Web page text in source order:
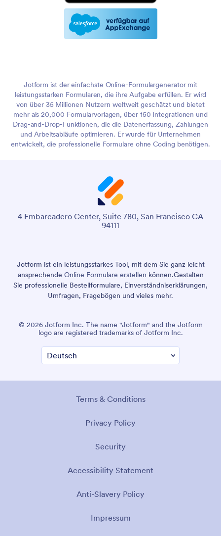
Jotform ist der einfachste Online-Formulargenerator mit
leistungsstarken Formularen, die ihre Aufgabe erfüllen. Er wird
von über 35 Millionen Nutzern weltweit geschätzt und bietet
mehr als 20,000 Formularvorlagen, über 150 Integrationen und
Drag-and-Drop-Funktionen, die die Datenerfassung, Zahlungen
und Arbeitsabläufe optimieren. Er wurde für Unternehmen
entwickelt, die professionelle Formulare ohne Coding benötigen.
4 Embarcadero Center, Suite 780, San Francisco CA
94111
Jotform ist ein leistungsstarkes Tool, mit dem Sie ganz leicht
ansprechende Online Formulare erstellen können.Gestalten
Sie professionelle Bestellformulare, Einverständniserklärungen,
Umfragen, Fragebögen und vieles mehr.
© 2026 Jotform Inc. The name "Jotform" and the Jotform
logo are registered trademarks of Jotform Inc.
Terms & Conditions
Privacy Policy
Security
Accessibility Statement
Anti-Slavery Policy
Impressum